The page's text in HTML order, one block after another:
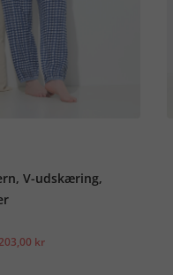
V-udskæring,
kr